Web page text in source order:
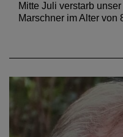
Mitte Juli verstarb
Marschner im Alter von